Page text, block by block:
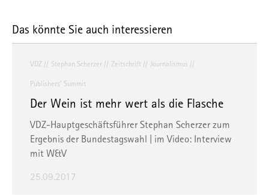
Das könnte Sie auch interessieren
VDZ Stephan Scherzer Zeitschrift Journalismus
Publishers’ Summit
Der Wein ist mehr wert als die Flasche
VDZ-Hauptgeschäftsführer Stephan Scherzer zum
Ergebnis der Bundestagswahl | im Video: Interview
mit W&V
25.09.2017